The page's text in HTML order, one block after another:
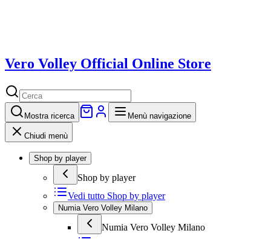
Vero Volley Official Online Store
Mostra ricerca Menù navigazione
Chiudi menù
Shop by player
Shop by player
Vedi tutto Shop by player
Numia Vero Volley Milano
Numia Vero Volley Milano